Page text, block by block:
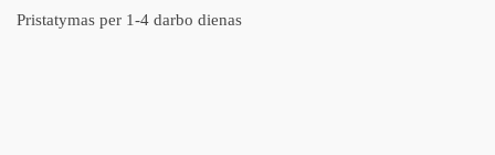
Pristatymas per 1-4 darbo dienas